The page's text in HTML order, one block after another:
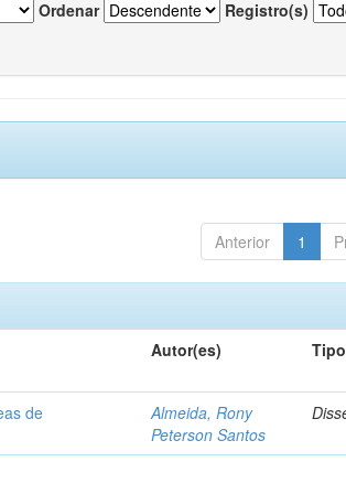
Ordenar Registro(s)
Anterior 1
Autor(es) Tipo
de
Almeida, Rony
Peterson Santos